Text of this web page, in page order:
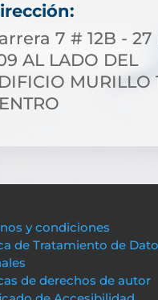
7 # 12B -
AL LADO DEL
MURILLO
y condiciones
de Tratamiento de
de derechos de autor